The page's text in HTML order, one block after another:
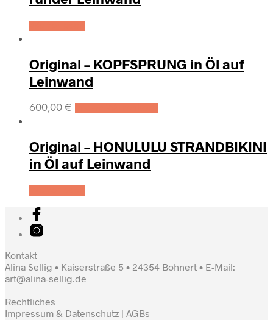
Original – KOPFSPRUNG in Öl auf
Leinwand
600,00 €
Original – HONULULU STRANDBIKINI
in Öl auf Leinwand
Kontakt
Alina Sellig • Kaiserstraße 5 • 24354 Bohnert • E-Mail:
art@alina-sellig.de
Rechtliches
Impressum & Datenschutz | AGBs